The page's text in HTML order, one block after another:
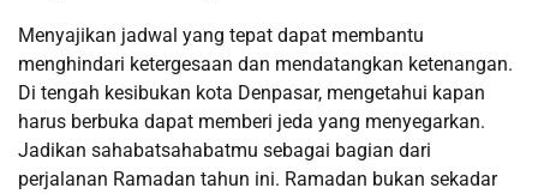
Menyajikan jadwal yang tepat dapat membantu
menghindari ketergesaan dan mendatangkan ketenangan.
Di tengah kesibukan kota Denpasar, mengetahui kapan
harus berbuka dapat memberi jeda yang menyegarkan.
Jadikan sahabatsahabatmu sebagai bagian dari
perjalanan Ramadan tahun ini. Ramadan bukan sekadar